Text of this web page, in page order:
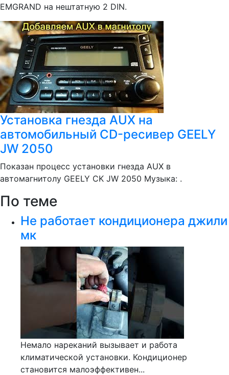
EMGRAND на нештатную 2 DIN.
Установка гнезда AUX на
автомобильный CD-ресивер GEELY
JW 2050
Показан процесс установки гнезда AUX в
автомагнитолу GEELY CK JW 2050 Музыка: .
По теме
Не работает кондиционера джили
мк
Немало нареканий вызывает и работа
климатической установки. Кондиционер
становится малоэффективен...